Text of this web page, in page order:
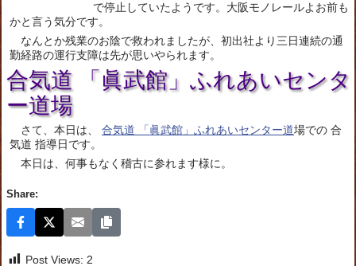
で停止していたようです。大阪モノレールよお前も
かと言う気分です。
なんとか残業のお陰で救われましたが、初出社より三日連続の通
勤経路の運行支障は先が思いやられます。
合気道 「眞武館」ふれあいセンタ
ー道場
さて、本日は、 合気道 「眞武館」ふれあいセンター道場での 合
気道 指導日です。
本日は、何事もなく稽古に参れます様に。
Share:
Post Views: 2